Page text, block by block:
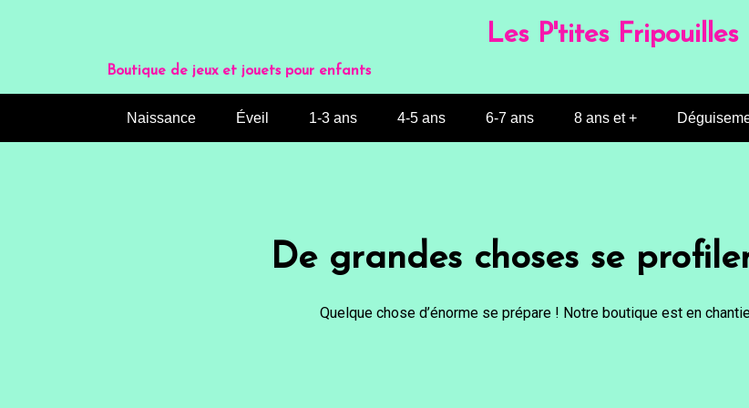
Les P'tites Fripouilles
Boutique de jeux et jouets pour enfants
Naissance Éveil 1-3 ans 4-5 ans 6-7 ans 8 ans et +
De grandes choses se
Quelque chose d’énorme se prépare ! Notre boutique est en